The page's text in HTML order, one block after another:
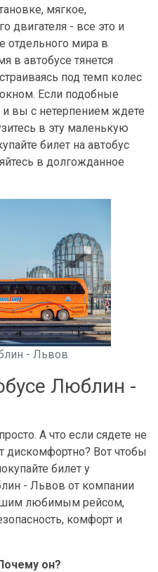
мягкое,
двигателя - все это и
отдельного мира в
в автобусе тянется
под темп колес
Если подобные
вы с нетерпением ждете
в эту маленькую
билет на автобус
в долгожданное
- Львов
Люблин -
А что если сядете не
дискомфортно? Вот чтобы
билет у
- Львов от компании
любимым рейсом,
комфорт и
он?